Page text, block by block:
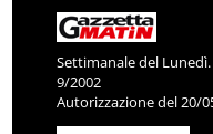
Settimanale del
9/2002
Autorizzazione del 20/